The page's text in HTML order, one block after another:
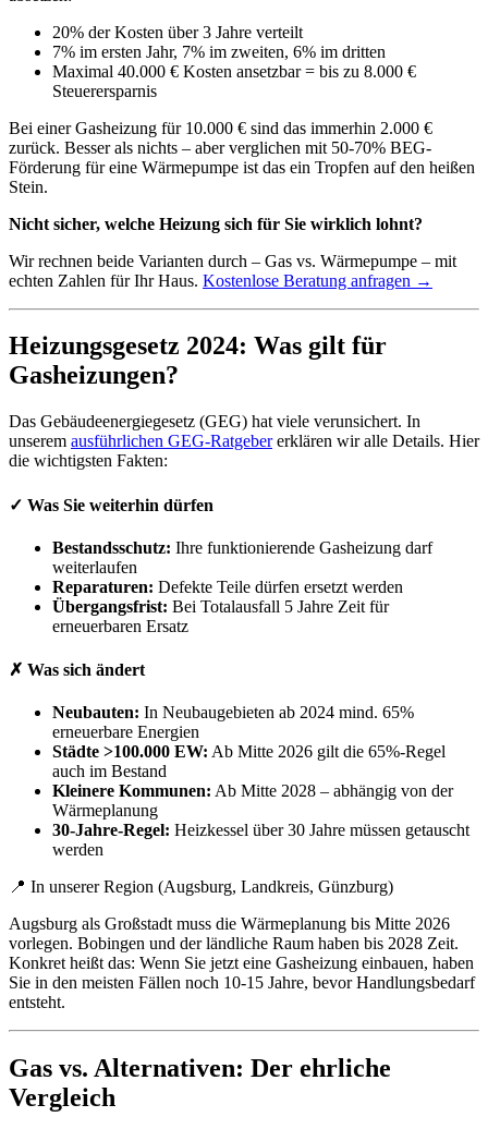
20% der Kosten über 3 Jahre verteilt
7% im ersten Jahr, 7% im zweiten, 6% im dritten
Maximal 40.000 € Kosten ansetzbar = bis zu 8.000 €
Steuerersparnis
Bei einer Gasheizung für 10.000 € sind das immerhin 2.000 €
zurück. Besser als nichts – aber verglichen mit 50-70% BEG-
Förderung für eine Wärmepumpe ist das ein Tropfen auf den heißen
Stein.
Nicht sicher, welche Heizung sich für Sie wirklich lohnt?
Wir rechnen beide Varianten durch – Gas vs. Wärmepumpe – mit
echten Zahlen für Ihr Haus. Kostenlose Beratung anfragen →
Heizungsgesetz 2024: Was gilt für
Gasheizungen?
Das Gebäudeenergiegesetz (GEG) hat viele verunsichert. In
unserem ausführlichen GEG-Ratgebererklären wir alle Details. Hier
die wichtigsten Fakten:
✓ Was Sie weiterhin dürfen
Bestandsschutz: Ihre funktionierende Gasheizung darf
weiterlaufen
Reparaturen: Defekte Teile dürfen ersetzt werden
Übergangsfrist: Bei Totalausfall 5 Jahre Zeit für
erneuerbaren Ersatz
✗ Was sich ändert
Neubauten: In Neubaugebieten ab 2024 mind. 65%
erneuerbare Energien
Städte >100.000 EW: Ab Mitte 2026 gilt die 65%-Regel
auch im Bestand
Kleinere Kommunen: Ab Mitte 2028 – abhängig von der
Wärmeplanung
30-Jahre-Regel: Heizkessel über 30 Jahre müssen getauscht
werden
📍 In unserer Region (Augsburg, Landkreis, Günzburg)
Augsburg als Großstadt muss die Wärmeplanung bis Mitte 2026
vorlegen. Bobingen und der ländliche Raum haben bis 2028 Zeit.
Konkret heißt das: Wenn Sie jetzt eine Gasheizung einbauen, haben
Sie in den meisten Fällen noch 10-15 Jahre, bevor Handlungsbedarf
entsteht.
Gas vs. Alternativen: Der ehrliche
Vergleich